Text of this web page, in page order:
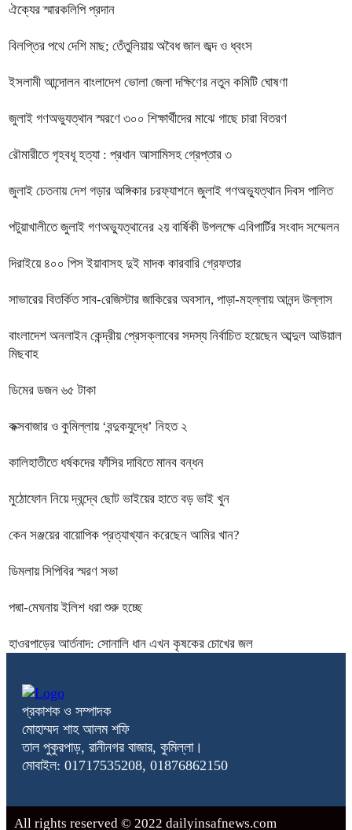
ঐক্যের স্মারকলিপি প্রদান
বিলপ্তির পথে দেশি মাছ; তেঁতুলিয়ায় অবৈধ জাল জব্দ ও ধ্বংস
ইসলামী আন্দোলন বাংলাদেশ ভোলা জেলা দক্ষিণের নতুন কমিটি ঘোষণা
জুলাই গণঅভ্যুত্থান স্মরণে ৩০০ শিক্ষার্থীদের মাঝে গাছে চারা বিতরণ
রৌমারীতে গৃহবধূ হত্যা : প্রধান আসামিসহ গ্রেপ্তার ৩
জুলাই চেতনায় দেশ গড়ার অঙ্গিকার চরফ্যাশনে জুলাই গণঅভ্যুত্থান দিবস পালিত
পটুয়াখালীতে জুলাই গণঅভ্যুত্থানের ২য় বার্ষিকী উপলক্ষে এবিপার্টির সংবাদ সম্মেলন
দিরাইয়ে ৪০০ পিস ইয়াবাসহ দুই মাদক কারবারি গ্রেফতার
সাভারের বিতর্কিত সাব-রেজিস্টার জাকিরের অবসান, পাড়া-মহল্লায় আনন্দ উল্লাস
বাংলাদেশ অনলাইন কেন্দ্রীয় প্রেসক্লাবের সদস্য নির্বাচিত হয়েছেন আব্দুল আউয়াল
মিছবাহ
ডিমের ডজন ৬৫ টাকা
কক্সবাজার ও কুমিল্লায় ‘বন্দুকযুদ্ধে’ নিহত ২
কালিহাতীতে ধর্ষকদের ফাঁসির দাবিতে মানব বন্ধন
মুঠোফোন নিয়ে দ্বন্দ্বে ছোট ভাইয়ের হাতে বড় ভাই খুন
কেন সঞ্জয়ের বায়োপিক প্রত্যাখ্যান করেছেন আমির খান?
ডিমলায় সিপিবির স্মরণ সভা
পদ্মা-মেঘনায় ইলিশ ধরা শুরু হচ্ছে
হাওরপাড়ের আর্তনাদ: সোনালি ধান এখন কৃষকের চোখের জল
প্রকাশক ও সম্পাদক
মোহাম্মদ শাহ আলম শফি
তাল পুকুরপাড়, রানীনগর বাজার, কুমিল্লা।
মোবাইল: 01717535208, 01876862150
All rights reserved © 2022 dailyinsafnews.com